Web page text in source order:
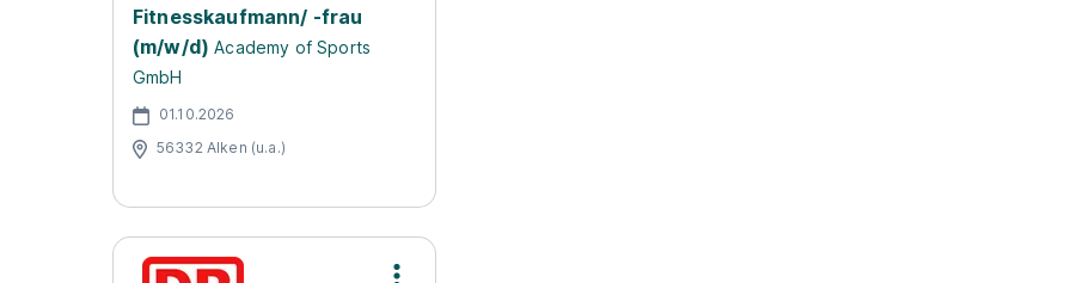
Fitnesskaufmann/ -frau
(m/w/d) Academy of Sports
GmbH
01.10.2026
56332 Alken (u.a.)